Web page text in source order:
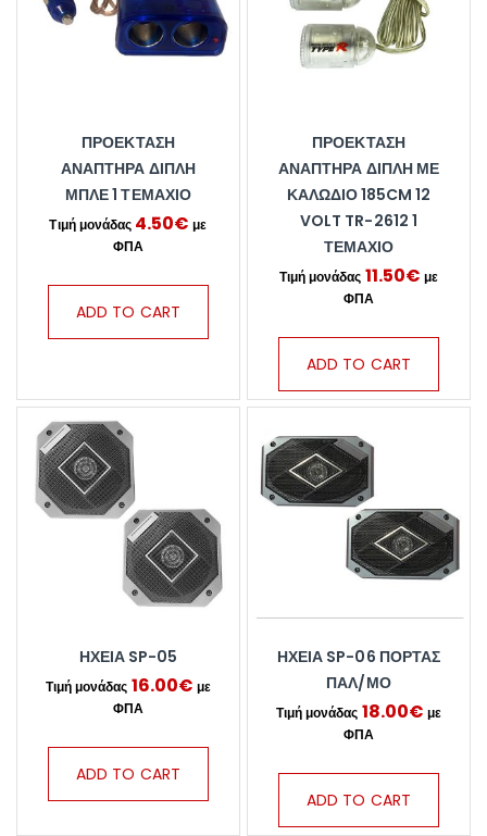
ΠΡΟΈΚΤΑΣΗ
ΑΝΑΠΤΉΡΑ ΔΙΠΛΉ
ΜΠΛΕ 1 ΤΕΜΆΧΙΟ
4.50€
ADD TO CART
ΠΡΟΈΚΤΑΣΗ
ΑΝΑΠΤΉΡΑ ΔΙΠΛΉ ΜΕ
ΚΑΛΏΔΙΟ 185CM 12
VOLT TR-2612 1
ΤΕΜΆΧΙΟ
11.50€
ADD TO CART
ΗΧΕΙΑ SP-05
16.00€
ADD TO CART
ΗΧΕΙΑ SP-06 ΠΟΡΤΑΣ
ΠΑΛ/ΜΟ
18.00€
ADD TO CART